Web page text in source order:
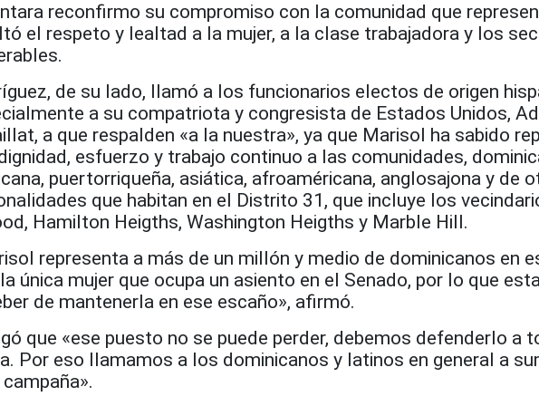
reconfirmo su compromiso con la comunidad que
el respeto y lealtad a la mujer, a la clase trabajadora y los
de su lado, llamó a los funcionarios electos de origen
a su compatriota y congresista de Estados Unidos,
a que respalden «a la nuestra», ya que Marisol ha sabido
esfuerzo y trabajo continuo a las comunidades,
puertorriqueña, asiática, afroaméricana, anglosajona y de
que habitan en el Distrito 31, que incluye los
Hamilton Heigths, Washington Heigths y Marble Hill.
representa a más de un millón y medio de dominicanos en
única mujer que ocupa un asiento en el Senado, por lo que
de mantenerla en ese escaño», afirmó.
que «ese puesto no se puede perder, debemos defenderlo a
Por eso llamamos a los dominicanos y latinos en general a